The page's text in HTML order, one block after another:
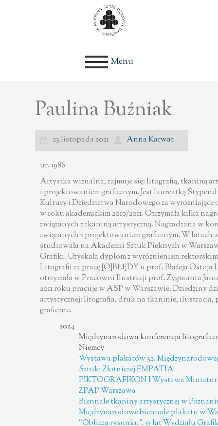
Menu
Paulina Buźniak
23 listopada 2021 Anna Karwat
ur. 1986
Artystka wizualna, zajmuje się: litografią, tkaniną
i projektowaniem graficznym. Jest laureatką
Kultury i Dziedzictwa Narodowego za wyróżniające
w roku akademickim 2010/2011. Otrzymała kilka
związanych z tkaniną artystyczną. Nagradzana w
związanych z projektowaniem graficznym. W latach
studiowała na Akademii Sztuk Pięknych w
Grafiki. Uzyskała dyplom z wyróżnieniem
Litografii za pracę [O]BŁĘDY u prof. Błażeja Ostoja
otrzymała w Pracowni Ilustracji prof. Zygmunta
2011 roku pracuje w ASP w Warszawie. Dziedziny
artystycznej: litografia, druk na tkaninie, ilustracja,
graficzne.
2024
Międzynarodowa konferencja
Niemcy
Wystawa plakatów 32.
Sztuki Złotniczej EMPATIA
PIKTOGRAFIKON I Wystawa
ZPAP Warszawa
Biennale tkaniny artystycznej w
Międzynarodowe biennale plakatu w
“Oblicza rysunku”. 55 lat Wydziału